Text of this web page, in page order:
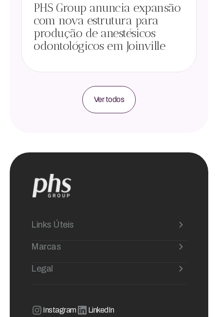
PHS Group anuncia expansão
com nova estrutura para
produção de anestésicos
odontológicos em Joinville
Ver todos
Links Úteis
Marcas
Legal
Instagram LinkedIn